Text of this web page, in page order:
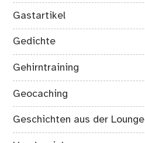
Gastartikel
Gedichte
Gehirntraining
Geocaching
Geschichten aus der Lounge